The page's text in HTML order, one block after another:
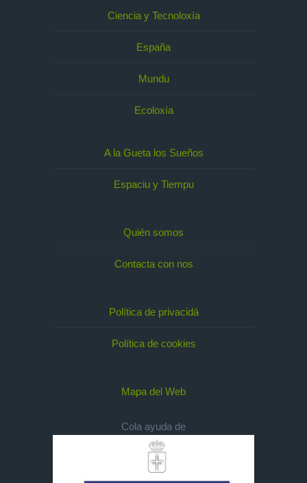
Ciencia y Tecnoloxía
España
Mundu
Ecoloxía
A la Gueta los Sueños
Espaciu y Tiempu
Quién somos
Contacta con nos
Política de privacidá
Política de cookies
Mapa del Web
Cola ayuda de